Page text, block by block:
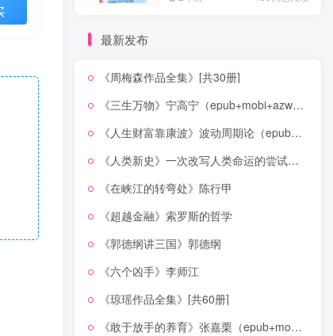
最新发布
《周梅森作品全集》[共30册]
《三生万物》宁高宁（epub+mobi+azw3+pdf）
《人生财富靠康波》波动周期论（epub+mobi+azw3+pdf）
《人类新史》一次改写人类命运的尝试（epub+mobi+azw3+pdf）
《在峡江的转弯处》陈行甲
《超越金融》索罗斯的哲学
《郭德纲讲三国》郭德纲
《六个凶手》李师江
《琼瑶作品全集》[共60册]
《敢于放手的养育》张嘉栗（epub+mobi+azw3+pdf）